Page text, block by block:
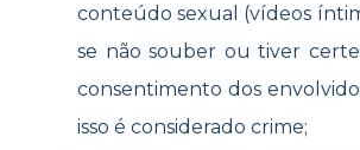
conteúdo sexual (vídeos
se não souber ou tiver
consentimento dos
isso é considerado crime;